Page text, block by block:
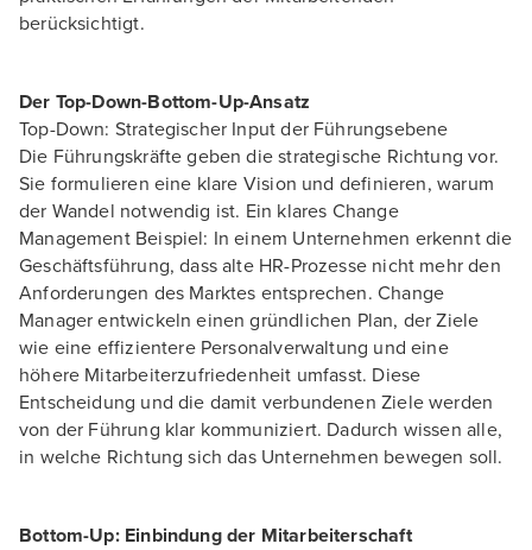
berücksichtigt.
Der Top-Down-Bottom-Up-Ansatz
Top-Down: Strategischer Input der Führungsebene
Die Führungskräfte geben die strategische Richtung vor.
Sie formulieren eine klare Vision und definieren, warum
der Wandel notwendig ist. Ein klares Change
Management Beispiel: In einem Unternehmen erkennt die
Geschäftsführung, dass alte HR-Prozesse nicht mehr den
Anforderungen des Marktes entsprechen. Change
Manager entwickeln einen gründlichen Plan, der Ziele
wie eine effizientere Personalverwaltung und eine
höhere Mitarbeiterzufriedenheit umfasst. Diese
Entscheidung und die damit verbundenen Ziele werden
von der Führung klar kommuniziert. Dadurch wissen alle,
in welche Richtung sich das Unternehmen bewegen soll.
Bottom-Up: Einbindung der Mitarbeiterschaft